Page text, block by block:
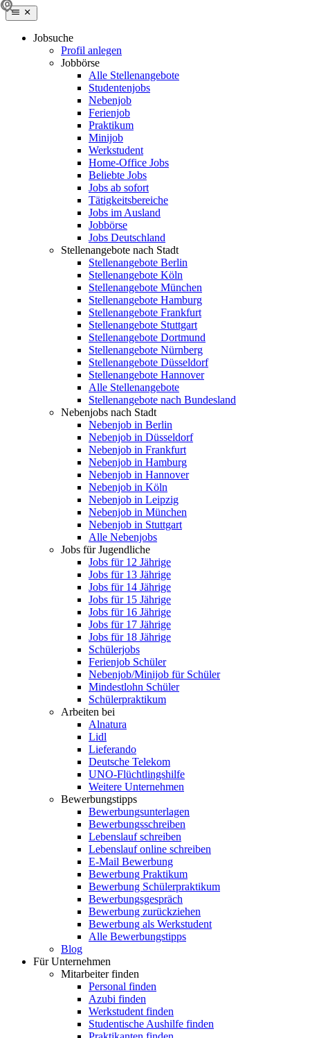
Jobsuche
Profil anlegen
Jobbörse
Alle Stellenangebote
Studentenjobs
Nebenjob
Ferienjob
Praktikum
Minijob
Werkstudent
Home-Office Jobs
Beliebte Jobs
Jobs ab sofort
Tätigkeitsbereiche
Jobs im Ausland
Jobbörse
Jobs Deutschland
Stellenangebote nach Stadt
Stellenangebote Berlin
Stellenangebote Köln
Stellenangebote München
Stellenangebote Hamburg
Stellenangebote Frankfurt
Stellenangebote Stuttgart
Stellenangebote Dortmund
Stellenangebote Nürnberg
Stellenangebote Düsseldorf
Stellenangebote Hannover
Alle Stellenangebote
Stellenangebote nach Bundesland
Nebenjobs nach Stadt
Nebenjob in Berlin
Nebenjob in Düsseldorf
Nebenjob in Frankfurt
Nebenjob in Hamburg
Nebenjob in Hannover
Nebenjob in Köln
Nebenjob in Leipzig
Nebenjob in München
Nebenjob in Stuttgart
Alle Nebenjobs
Jobs für Jugendliche
Jobs für 12 Jährige
Jobs für 13 Jährige
Jobs für 14 Jährige
Jobs für 15 Jährige
Jobs für 16 Jährige
Jobs für 17 Jährige
Jobs für 18 Jährige
Schülerjobs
Ferienjob Schüler
Nebenjob/Minijob für Schüler
Mindestlohn Schüler
Schülerpraktikum
Arbeiten bei
Alnatura
Lidl
Lieferando
Deutsche Telekom
UNO-Flüchtlingshilfe
Weitere Unternehmen
Bewerbungstipps
Bewerbungsunterlagen
Bewerbungsschreiben
Lebenslauf schreiben
Lebenslauf online schreiben
E-Mail Bewerbung
Bewerbung Praktikum
Bewerbung Schülerpraktikum
Bewerbungsgespräch
Bewerbung zurückziehen
Bewerbung als Werkstudent
Alle Bewerbungstipps
Blog
Für Unternehmen
Mitarbeiter finden
Personal finden
Azubi finden
Werkstudent finden
Studentische Aushilfe finden